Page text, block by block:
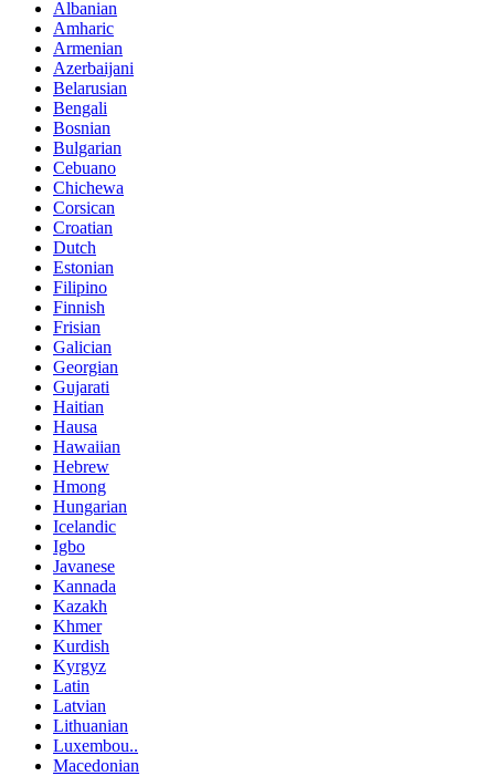
Albanian
Amharic
Armenian
Azerbaijani
Belarusian
Bengali
Bosnian
Bulgarian
Cebuano
Chichewa
Corsican
Croatian
Dutch
Estonian
Filipino
Finnish
Frisian
Galician
Georgian
Gujarati
Haitian
Hausa
Hawaiian
Hebrew
Hmong
Hungarian
Icelandic
Igbo
Javanese
Kannada
Kazakh
Khmer
Kurdish
Kyrgyz
Latin
Latvian
Lithuanian
Luxembou..
Macedonian